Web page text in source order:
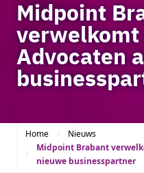
Midpoint
Advocaten
Home
Nieuws
Midpoint Brabant
nieuwe businesspartner